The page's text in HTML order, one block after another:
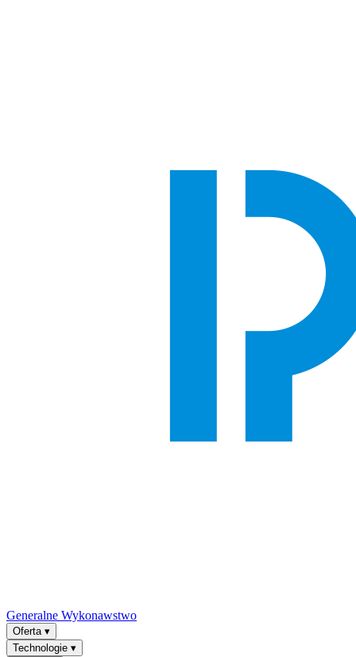
Generalne Wykonawstwo
Oferta ▾
Technologie ▾